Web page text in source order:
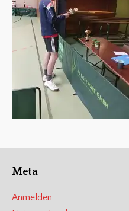
Meta
Anmelden